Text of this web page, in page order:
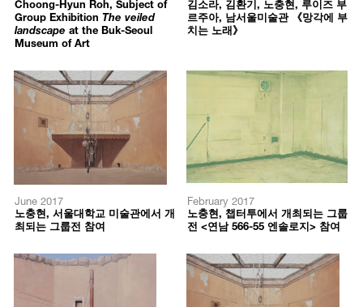
Group ExhibitionThe veiled
landscape at the Buk-Seoul
Museum of Art
르주아, 남서울미술관 《망각에 부
치는 노래》
June 2017
노충현,서울대학교 미술관에서 개
최되는 그룹전 참여
February 2017
노충현, 챕터투에서 개최되는 그룹
전 <연남 566-55 엔솔로지> 참여